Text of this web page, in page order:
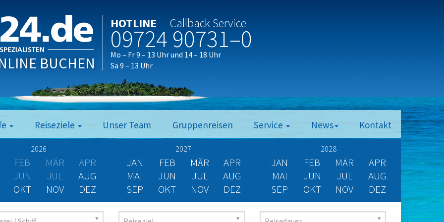
BUCHEN
HOTLINE Callback Service
09724 90731–0
Mo – Fr 9 – 13 Uhr und 14 – 18 Uhr
Sa 9 – 13 Uhr
Reiseziele Unser Team Gruppenreisen Service News Kontakt
2026
FEB MÄR
APR
JUN
JUL
AUG
OKT
NOV DEZ
2027
JAN FEB MÄR
APR
MAI
JUN JUL
AUG
SEP
OKT NOV DEZ
2028
JAN FEB MÄR
APR
MAI
JUN JUL
AUG
SEP
OKT NOV DEZ